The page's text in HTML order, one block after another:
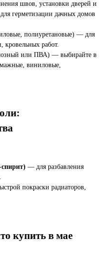
швов, установки дверей и
герметизации дачных домов
полиуретановые) — для
работ.
или ПВА) — выбирайте в
виниловые,
— для разбавления
покраски радиаторов,
купить в мае